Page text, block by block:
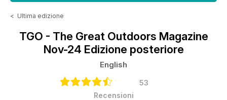
< Ultima edizione
TGO - The Great Outdoors Magazine
Nov-24 Edizione posteriore
English
53
Recensioni